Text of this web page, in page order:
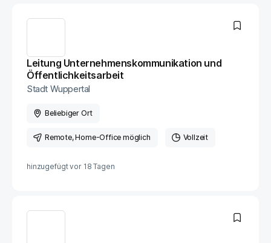
Leitung Unternehmenskommunikation und
Öffentlichkeitsarbeit
Stadt Wuppertal
Beliebiger Ort
Remote, Home-Office möglich Vollzeit
hinzugefügt vor 18 Tagen